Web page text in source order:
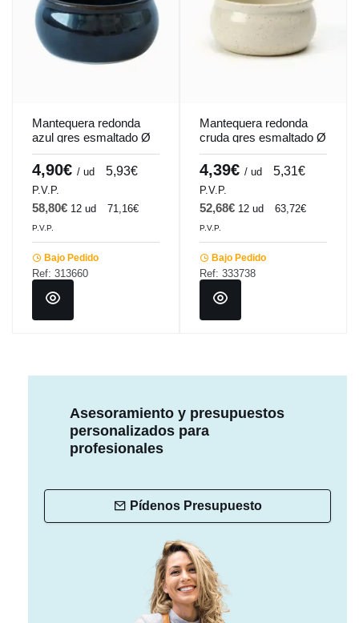
Mantequera redonda
azul gres esmaltado Ø
7 cm Gres Couleur
Pro.mundi
4,90€ / ud 5,93€
P.V.P.
58,80€ 12 ud 71,16€
P.V.P.
Bajo Pedido
Ref: 313660
Mantequera redonda
cruda gres esmaltado Ø
7 cm Gres Couleur
Pro.mundi
4,39€ / ud 5,31€
P.V.P.
52,68€ 12 ud 63,72€
P.V.P.
Bajo Pedido
Ref: 333738
Asesoramiento y presupuestos
personalizados para
profesionales
Pídenos Presupuesto